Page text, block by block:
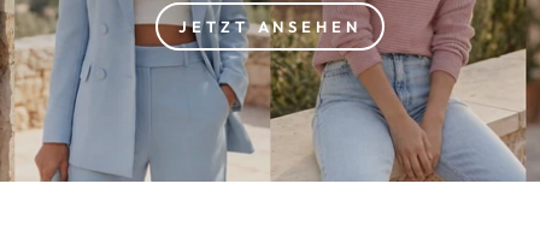
JETZT ANSEHEN